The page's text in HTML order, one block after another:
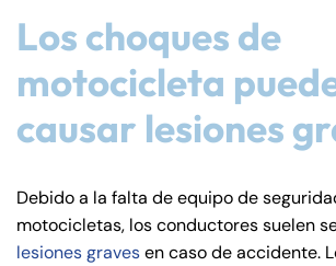
Los choques de
motocicleta
causar lesiones
Debido a la falta de equipo de
motocicletas, los conductores suelen
lesiones gravesen caso de accidente.